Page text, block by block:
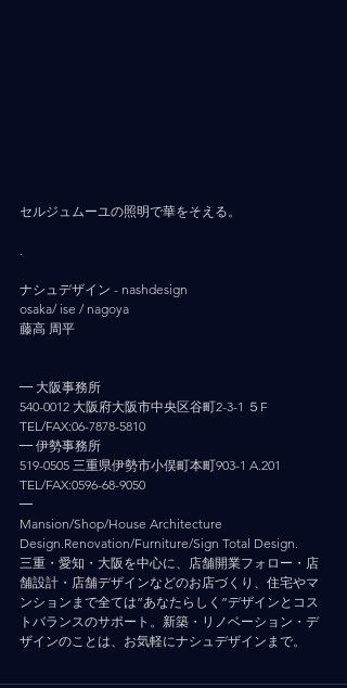
セルジュムーユの照明で華をそえる。
.
ナシュデザイン - nashdesign
osaka/ ise / nagoya
藤高 周平
━ 大阪事務所
540-0012 大阪府大阪市中央区谷町2-3-1 ５F
TEL/FAX:06-7878-5810
━ 伊勢事務所
519-0505 三重県伊勢市小俣町本町903-1 A.201
TEL/FAX:0596-68-9050
━
Mansion/Shop/House Architecture
Design.Renovation/Furniture/Sign Total Design.
三重・愛知・大阪を中心に、店舗開業フォロー・店
舗設計・店舗デザインなどのお店づくり、住宅やマ
ンションまで全ては”あなたらしく”デザインとコス
トバランスのサポート。新築・リノベーション・デ
ザインのことは、お気軽にナシュデザインまで。